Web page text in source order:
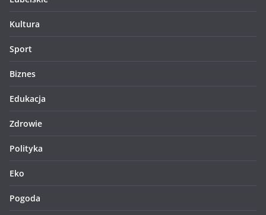
Kultura
Sport
Biznes
Edukacja
Zdrowie
Polityka
Eko
Pogoda